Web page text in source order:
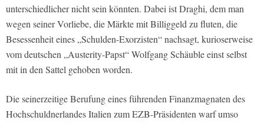
unterschiedlicher nicht sein könnten. Dabei ist Draghi, dem man
wegen seiner Vorliebe, die Märkte mit Billiggeld zu fluten, die
Besessenheit eines „Schulden-Exorzisten“ nachsagt, kurioserweise
vom deutschen „Austerity-Papst“ Wolfgang Schäuble einst selbst
mit in den Sattel gehoben worden.
Die seinerzeitige Berufung eines führenden Finanzmagnaten des
Hochschuldnerlandes Italien zum EZB-Präsidenten warf umso